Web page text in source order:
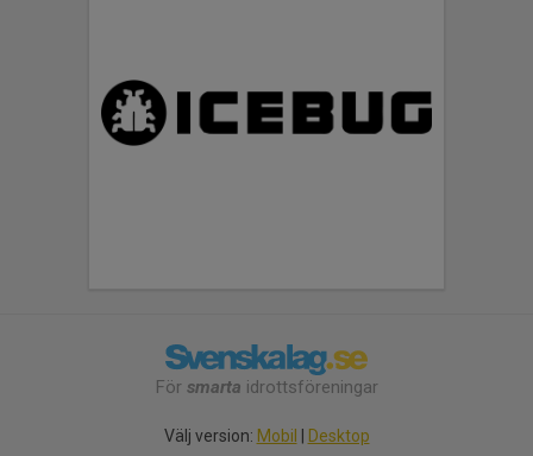
För smarta idrottsföreningar
Välj version: Mobil Desktop